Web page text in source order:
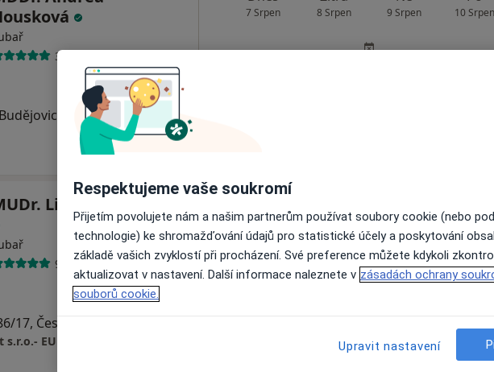
3 názory
Mapa
7 Srpen 8 Srpen 9 Srpen 10 Srpen
Libuše Vicenová
9 názorů
EUROCLINICUM a.s.
7 Srpen 8 Srpen 9 Srpen 10
Online rezervace termínu není k
Respektujeme vaše soukromí
Přijetím povolujete nám a našim partnerům používat soubory cookie (nebo
technologie) ke shromažďování údajů pro statistické účely a poskytování
základě vašich zvyklostí při procházení. Své preference můžete kdykoli
aktualizovat v nastavení. Další informace naleznete v zásadách ochrany
souborů cookie.
Upravit nastavení